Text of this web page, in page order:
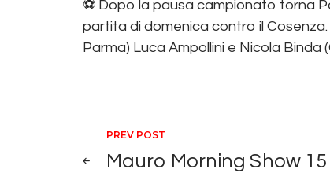
⚽️ Dopo la pausa campionato torna
partita di domenica contro il
Parma) Luca Ampollini e Nicola
PREV POST
Mauro Morning Show 15